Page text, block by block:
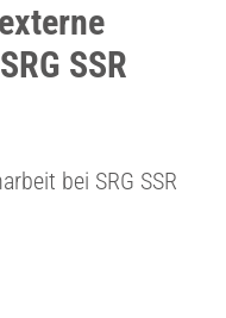
SSR
bei SRG SSR